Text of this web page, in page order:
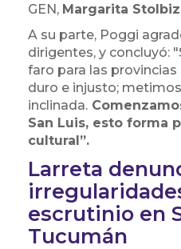
GEN, Margarita
A su parte, Poggi
dirigentes, y concluyó:
faro para las
duro e injusto;
inclinada.
San Luis, esto forma
cultural”.
Larreta
escrutinio en
Tucumán